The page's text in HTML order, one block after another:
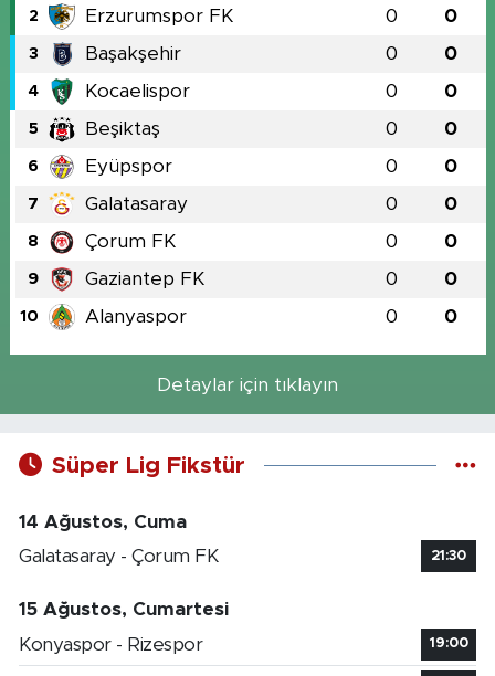
2 Erzurumspor FK 0 0
3 Başakşehir 0 0
4 Kocaelispor 0 0
5 Beşiktaş 0 0
6 Eyüpspor 0 0
7 Galatasaray 0 0
8 Çorum FK 0 0
9 Gaziantep FK 0 0
10 Alanyaspor 0 0
Detaylar için tıklayın
Süper Lig Fikstür
14 Ağustos, Cuma
Galatasaray - Çorum FK
21:30
15 Ağustos, Cumartesi
Konyaspor - Rizespor
19:00